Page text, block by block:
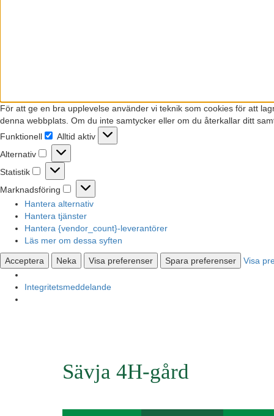
För att ge en bra upplevelse använder vi teknik som cookies för att
denna webbplats. Om du inte samtycker eller om du återkallar ditt
Funktionell
Funktionell
Alltid aktiv
Alternativ
Alternativ
Statistik
Statistik
Marknadsföring
Marknadsföring
Hantera alternativ
Hantera tjänster
Hantera {vendor_count}-leverantörer
Läs mer om dessa syften
Acceptera Neka Visa preferenser Spara preferenser Visa
Integritetsmeddelande
Sävja 4H-gård